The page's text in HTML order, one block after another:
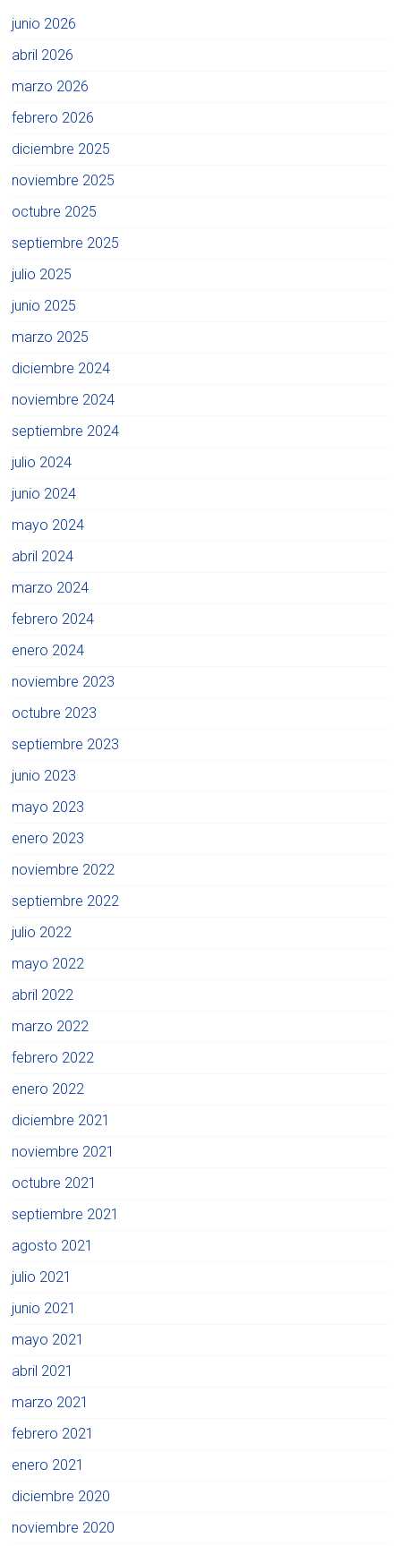
junio 2026
abril 2026
marzo 2026
febrero 2026
diciembre 2025
noviembre 2025
octubre 2025
septiembre 2025
julio 2025
junio 2025
marzo 2025
diciembre 2024
noviembre 2024
septiembre 2024
julio 2024
junio 2024
mayo 2024
abril 2024
marzo 2024
febrero 2024
enero 2024
noviembre 2023
octubre 2023
septiembre 2023
junio 2023
mayo 2023
enero 2023
noviembre 2022
septiembre 2022
julio 2022
mayo 2022
abril 2022
marzo 2022
febrero 2022
enero 2022
diciembre 2021
noviembre 2021
octubre 2021
septiembre 2021
agosto 2021
julio 2021
junio 2021
mayo 2021
abril 2021
marzo 2021
febrero 2021
enero 2021
diciembre 2020
noviembre 2020